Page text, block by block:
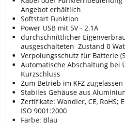
Angebot erhältlich
Softstart Funktion
Power USB mit 5V - 2.1A
durchschnittlicher
ausgeschalteten Zustand 0
Verpolungsschutz für Batterie
Automatische Abschaltung bei
Kurzschluss
Zum Betrieb im KFZ zugelassen
Stabiles Gehäuse aus
Zertifikate: Wandler, CE, RoHS;
ISO 9001:2000
Farbe: Blau